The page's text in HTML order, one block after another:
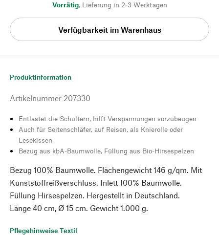
Vorrätig, Lieferung in 2-3 Werktagen
Verfügbarkeit im Warenhaus
Produktinformation
Artikelnummer 207330
Entlastet die Schultern, hilft Verspannungen vorzubeugen
Auch für Seitenschläfer, auf Reisen, als Knierolle oder
Lesekissen
Bezug aus kbA-Baumwolle, Füllung aus Bio-Hirsespelzen
Bezug 100% Baumwolle. Flächengewicht 146 g/qm. Mit
Kunststoffreißverschluss. Inlett 100% Baumwolle.
Füllung Hirsespelzen. Hergestellt in Deutschland.
Länge 40 cm, Ø 15 cm. Gewicht 1.000 g.
Pflegehinweise Textil